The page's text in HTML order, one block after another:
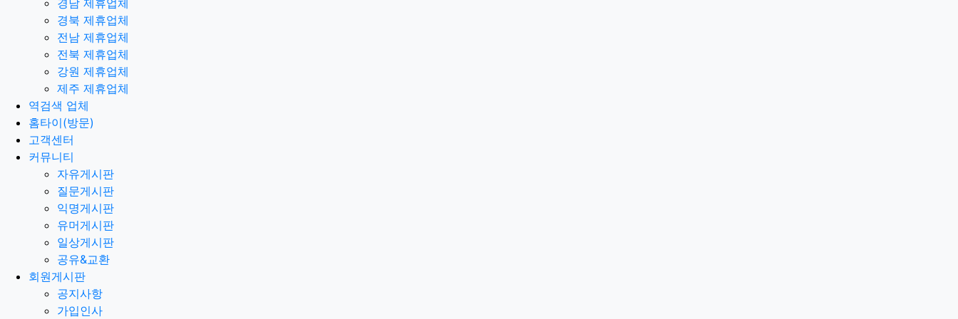
경북 제휴업체
전남 제휴업체
전북 제휴업체
강원 제휴업체
제주 제휴업체
역검색 업체
홈타이(방문)
고객센터
커뮤니티
자유게시판
질문게시판
익명게시판
유머게시판
일상게시판
공유&교환
회원게시판
공지사항
가입인사